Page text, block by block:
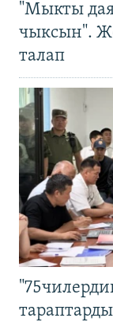
"Мыкты
чыксын".
талап